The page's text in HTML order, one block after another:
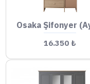
16.350 ₺